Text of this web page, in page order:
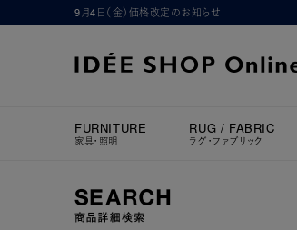
9月4日（金）価格改定のお知らせ
FURNITURE
家具・照明
RUG / FABRIC
ラグ・ファブリック